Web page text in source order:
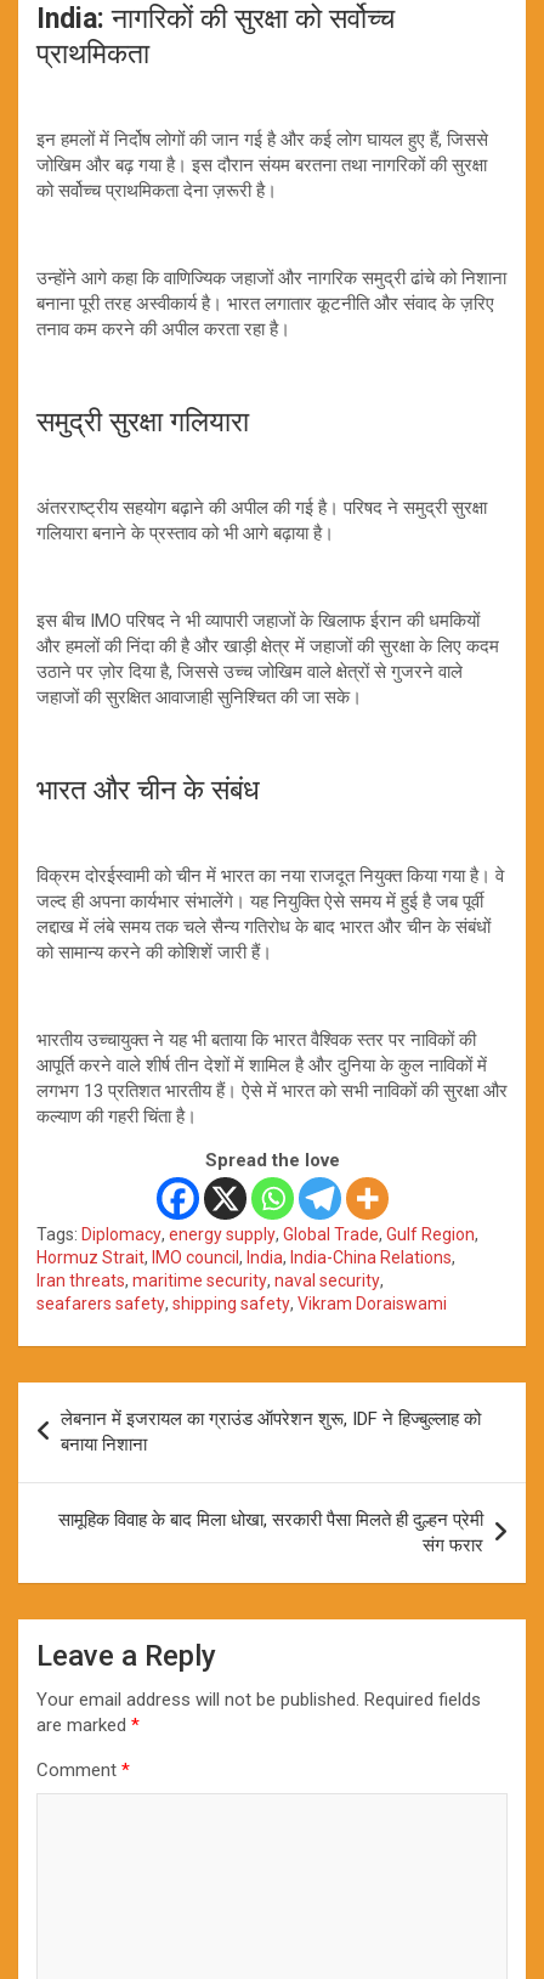
India:नागरिकों की सुरक्षा को सर्वोच्च
प्राथमिकता
इन हमलों में निर्दोष लोगों की जान गई है और कई लोग घायल हुए हैं, जिससे
जोखिम और बढ़ गया है। इस दौरान संयम बरतना तथा नागरिकों की सुरक्षा
को सर्वोच्च प्राथमिकता देना ज़रूरी है।
उन्होंने आगे कहा कि वाणिज्यिक जहाजों और नागरिक समुद्री ढांचे को निशाना
बनाना पूरी तरह अस्वीकार्य है। भारत लगातार कूटनीति और संवाद के ज़रिए
तनाव कम करने की अपील करता रहा है।
समुद्री सुरक्षा गलियारा
अंतरराष्ट्रीय सहयोग बढ़ाने की अपील की गई है। परिषद ने समुद्री सुरक्षा
गलियारा बनाने के प्रस्ताव को भी आगे बढ़ाया है।
इस बीच IMO परिषद ने भी व्यापारी जहाजों के खिलाफ ईरान की धमकियों
और हमलों की निंदा की है और खाड़ी क्षेत्र में जहाजों की सुरक्षा के लिए कदम
उठाने पर ज़ोर दिया है, जिससे उच्च जोखिम वाले क्षेत्रों से गुजरने वाले
जहाजों की सुरक्षित आवाजाही सुनिश्चित की जा सके।
भारत और चीन के संबंध
विक्रम दोरईस्वामी को चीन में भारत का नया राजदूत नियुक्त किया गया है। वे
जल्द ही अपना कार्यभार संभालेंगे। यह नियुक्ति ऐसे समय में हुई है जब पूर्वी
लद्दाख में लंबे समय तक चले सैन्य गतिरोध के बाद भारत और चीन के संबंधों
को सामान्य करने की कोशिशें जारी हैं।
भारतीय उच्चायुक्त ने यह भी बताया कि भारत वैश्विक स्तर पर नाविकों की
आपूर्ति करने वाले शीर्ष तीन देशों में शामिल है और दुनिया के कुल नाविकों में
लगभग 13 प्रतिशत भारतीय हैं। ऐसे में भारत को सभी नाविकों की सुरक्षा और
कल्याण की गहरी चिंता है।
Spread the love
Tags: Diplomacy, energy supply, Global Trade, Gulf Region,
Hormuz Strait, IMO council, India, India-China Relations,
Iran threats, maritime security, naval security,
seafarers safety, shipping safety, Vikram Doraiswami
Post
navigation
लेबनान में इजरायल का ग्राउंड ऑपरेशन शुरू, IDF ने हिज्बुल्लाह को
बनाया निशाना
सामूहिक विवाह के बाद मिला धोखा, सरकारी पैसा मिलते ही दुल्हन प्रेमी
संग फरार
Leave a Reply
Your email address will not be published. Required fields
are marked *
Comment *